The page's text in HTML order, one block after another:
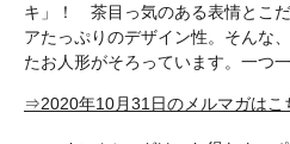
キ」！ 茶目っ気のある表情とこ
アたっぷりのデザイン性。そんな
たお人形がそろっています。一つ
⇒2020年10月31日のメルマガはこ